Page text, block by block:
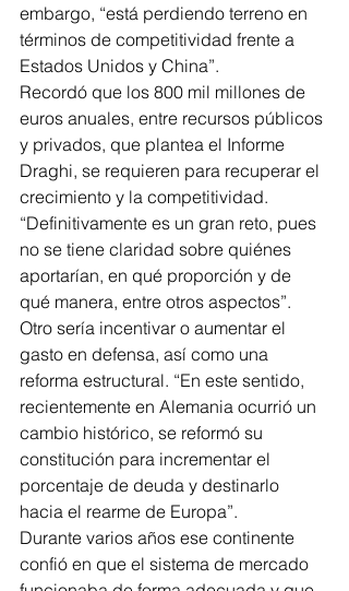
embargo, “está perdiendo terreno en
términos de competitividad frente a
Estados Unidos y China”.
Recordó que los 800 mil millones de
euros anuales, entre recursos públicos
y privados, que plantea el Informe
Draghi, se requieren para recuperar el
crecimiento y la competitividad.
“Definitivamente es un gran reto, pues
no se tiene claridad sobre quiénes
aportarían, en qué proporción y de
qué manera, entre otros aspectos”.
Otro sería incentivar o aumentar el
gasto en defensa, así como una
reforma estructural. “En este sentido,
recientemente en Alemania ocurrió un
cambio histórico, se reformó su
constitución para incrementar el
porcentaje de deuda y destinarlo
hacia el rearme de Europa”.
Durante varios años ese continente
confió en que el sistema de mercado